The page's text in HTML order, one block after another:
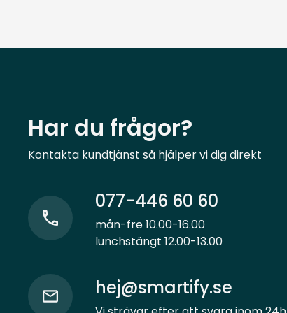
Har du frågor?
Kontakta kundtjänst så hjälper vi dig direkt
077-446 60 60
mån-fre 10.00-16.00
lunchstängt 12.00-13.00
hej@smartify.se